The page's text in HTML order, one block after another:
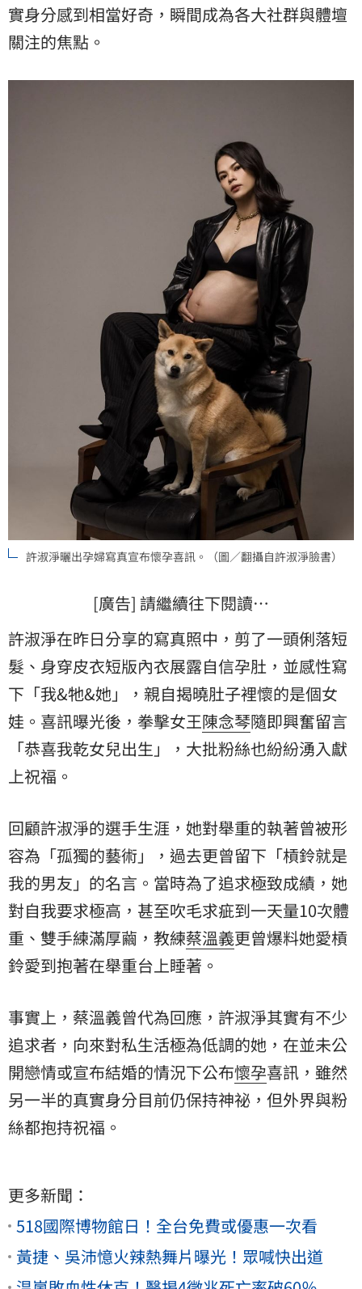
實身分感到相當好奇，瞬間成為各大社群與體壇
關注的焦點。
許淑淨曬出孕婦寫真宣布懷孕喜訊。（圖／翻攝自許淑淨臉書）
[廣告] 請繼續往下閱讀…
許淑淨在昨日分享的寫真照中，剪了一頭俐落短
髮、身穿皮衣短版內衣展露自信孕肚，並感性寫
下「我&牠&她」，親自揭曉肚子裡懷的是個女
娃。喜訊曝光後，拳擊女王陳念琴隨即興奮留言
「恭喜我乾女兒出生」，大批粉絲也紛紛湧入獻
上祝福。
回顧許淑淨的選手生涯，她對舉重的執著曾被形
容為「孤獨的藝術」，過去更曾留下「槓鈴就是
我的男友」的名言。當時為了追求極致成績，她
對自我要求極高，甚至吹毛求疵到一天量10次體
重、雙手練滿厚繭，教練蔡溫義更曾爆料她愛槓
鈴愛到抱著在舉重台上睡著。
事實上，蔡溫義曾代為回應，許淑淨其實有不少
追求者，向來對私生活極為低調的她，在並未公
開戀情或宣布結婚的情況下公布懷孕喜訊，雖然
另一半的真實身分目前仍保持神祕，但外界與粉
絲都抱持祝福。
更多新聞：
518國際博物館日！全台免費或優惠一次看
黃捷、吳沛憶火辣熱舞片曝光！眾喊快出道